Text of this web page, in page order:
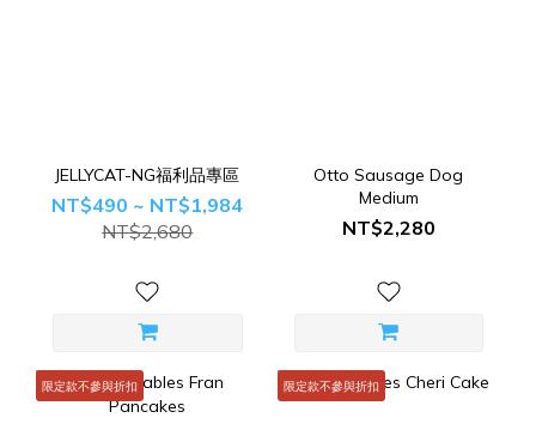
JELLYCAT-NG福利品專區
NT$490 ~ NT$1,984
NT$2,680
Otto Sausage Dog
Medium
NT$2,280
限定款不參與折扣 限定款不參與折扣